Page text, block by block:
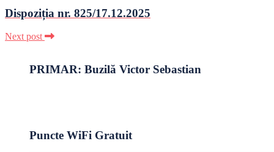
Dispoziția nr. 825/17.12.2025
Next post
PRIMAR: Buzilă Victor Sebastian
Puncte WiFi Gratuit